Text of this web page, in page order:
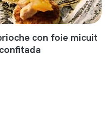
con foie micuit